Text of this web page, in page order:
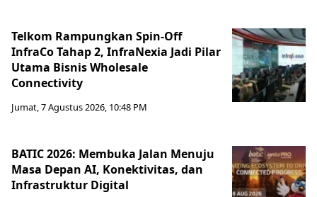
Telkom Rampungkan Spin-Off
InfraCo Tahap 2, InfraNexia Jadi Pilar
Utama Bisnis Wholesale
Connectivity
Jumat, 7 Agustus 2026, 10:48 PM
BATIC 2026: Membuka Jalan Menuju
Masa Depan AI, Konektivitas, dan
Infrastruktur Digital